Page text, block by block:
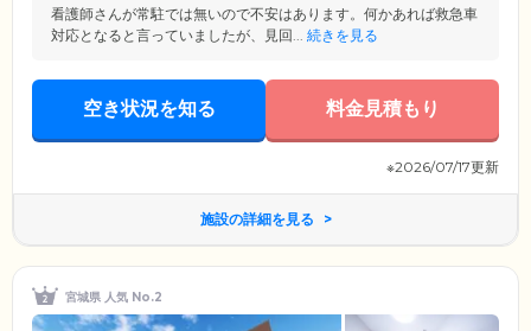
看護師さんが常駐では無いので不安はあります。何かあれば救急車
対応となると言っていましたが、見回... 続きを見る
空き状況を知る 料金見積もり
※2026/07/17更新
施設の詳細を見る
宮城県 人気 No.2